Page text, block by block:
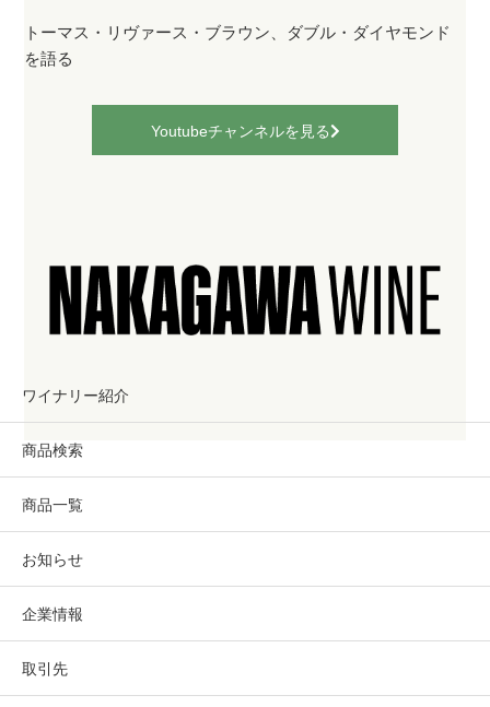
トーマス・リヴァース・ブラウン、ダブル・ダイヤモンド
を語る
Youtubeチャンネルを見る
ワイナリー紹介
商品検索
商品一覧
お知らせ
企業情報
取引先